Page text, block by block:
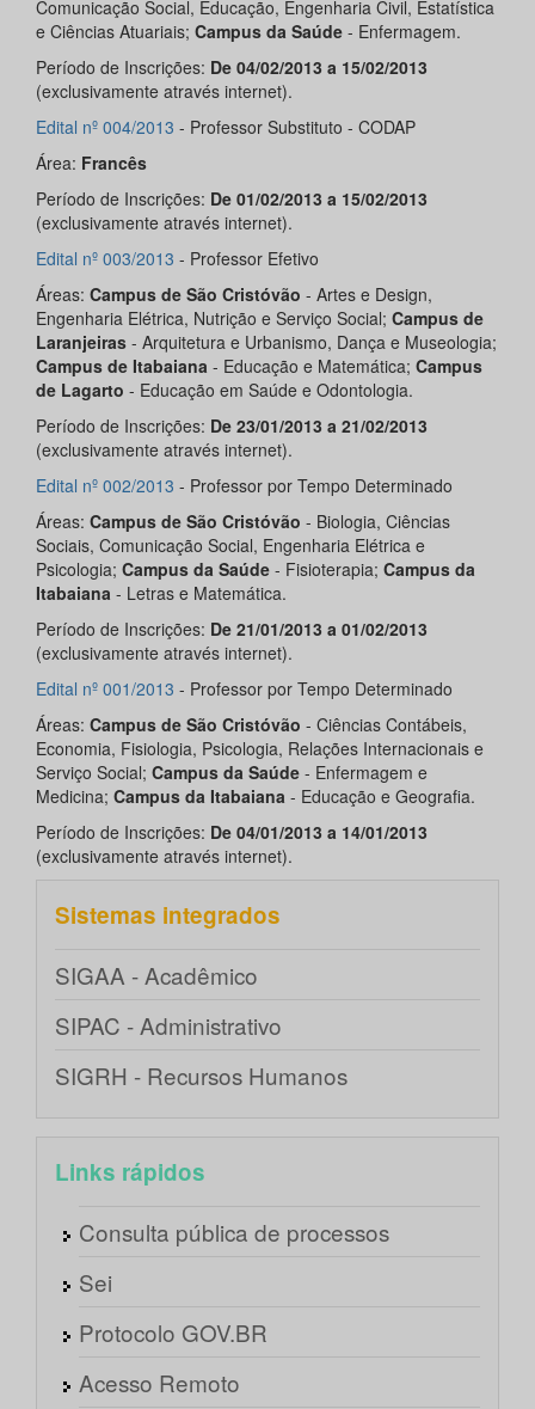
Comunicação Social, Educação, Engenharia Civil, Estatística
e Ciências Atuariais; Campus da Saúde - Enfermagem.
Período de Inscrições: De 04/02/2013 a 15/02/2013
(exclusivamente através internet).
Edital nº 004/2013 - Professor Substituto - CODAP
Área: Francês
Período de Inscrições: De 01/02/2013 a 15/02/2013
(exclusivamente através internet).
Edital nº 003/2013 - Professor Efetivo
Áreas: Campus de São Cristóvão - Artes e Design,
Engenharia Elétrica, Nutrição e Serviço Social; Campus de
Laranjeiras - Arquitetura e Urbanismo, Dança e Museologia;
Campus de Itabaiana - Educação e Matemática; Campus
de Lagarto - Educação em Saúde e Odontologia.
Período de Inscrições: De 23/01/2013 a 21/02/2013
(exclusivamente através internet).
Edital nº 002/2013 - Professor por Tempo Determinado
Áreas: Campus de São Cristóvão - Biologia, Ciências
Sociais, Comunicação Social, Engenharia Elétrica e
Psicologia; Campus da Saúde - Fisioterapia; Campus da
Itabaiana - Letras e Matemática.
Período de Inscrições: De 21/01/2013 a 01/02/2013
(exclusivamente através internet).
Edital nº 001/2013 - Professor por Tempo Determinado
Áreas: Campus de São Cristóvão - Ciências Contábeis,
Economia, Fisiologia, Psicologia, Relações Internacionais e
Serviço Social; Campus da Saúde - Enfermagem e
Medicina; Campus da Itabaiana - Educação e Geografia.
Período de Inscrições: De 04/01/2013 a 14/01/2013
(exclusivamente através internet).
Sistemas integrados
SIGAA - Acadêmico
SIPAC - Administrativo
SIGRH - Recursos Humanos
Links rápidos
Consulta pública de processos
Sei
Protocolo GOV.BR
Acesso Remoto